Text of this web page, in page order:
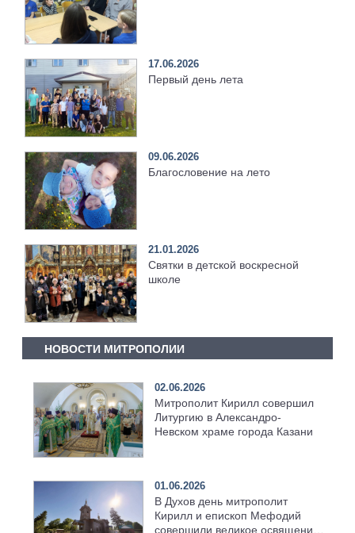
17.06.2026
Первый день лета
09.06.2026
Благословение на лето
21.01.2026
Святки в детской воскресной
школе
НОВОСТИ МИТРОПОЛИИ
02.06.2026
Митрополит Кирилл совершил
Литургию в Александро-
Невском храме города Казани
01.06.2026
В Духов день митрополит
Кирилл и епископ Мефодий
совершили великое освящение